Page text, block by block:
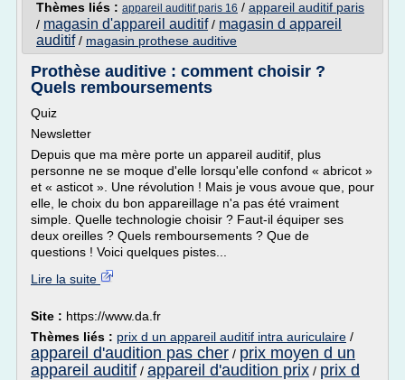
Thèmes liés : appareil auditif paris 16 / appareil auditif paris
/ magasin d'appareil auditif/ magasin d appareil
auditif/ magasin prothese auditive
Prothèse auditive : comment choisir ?
Quels remboursements
Quiz
Newsletter
Depuis que ma mère porte un appareil auditif, plus
personne ne se moque d'elle lorsqu'elle confond « abricot »
et « asticot ». Une révolution ! Mais je vous avoue que, pour
elle, le choix du bon appareillage n'a pas été vraiment
simple. Quelle technologie choisir ? Faut-il équiper ses
deux oreilles ? Quels remboursements ? Que de
questions ! Voici quelques pistes...
Lire la suite
Site : https://www.da.fr
Thèmes liés : prix d un appareil auditif intra auriculaire /
appareil d'audition pas cher / prix moyen d un
appareil auditif / appareil d'audition prix / prix d